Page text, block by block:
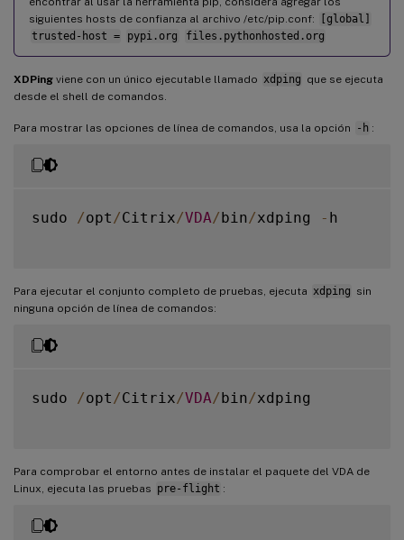
siguientes hosts de confianza al archivo /etc/pip.conf:
[global]
trusted-host =
pypi.org files.pythonhosted.org
XDPing viene con un único ejecutable llamado xdping que se ejecuta
desde el shell de comandos.
Para mostrar las opciones de línea de comandos, usa la opción -h :
sudo /opt /Citrix/VDA/bin/xdping - h
Para ejecutar el conjunto completo de pruebas, ejecuta xdping sin
ninguna opción de línea de comandos:
sudo /opt /Citrix/VDA/bin/xdping
Para comprobar el entorno antes de instalar el paquete del VDA de
Linux, ejecuta las pruebas pre-flight :